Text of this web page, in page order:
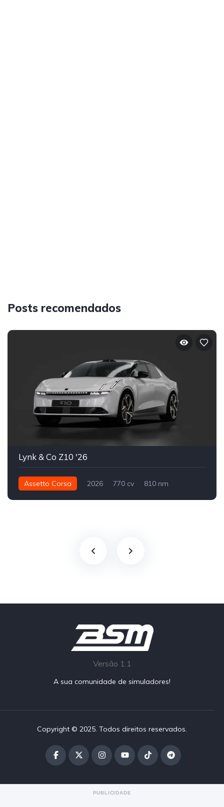
Posts recomendados
Lynk & Co Z10 '26
Assetto Corsa 2026 770 cv
810 nm
Versão 1.1
A sua comunidade de simuladores!
Copyright © 2025. Todos direitos reservados.
PUBLICIDADE